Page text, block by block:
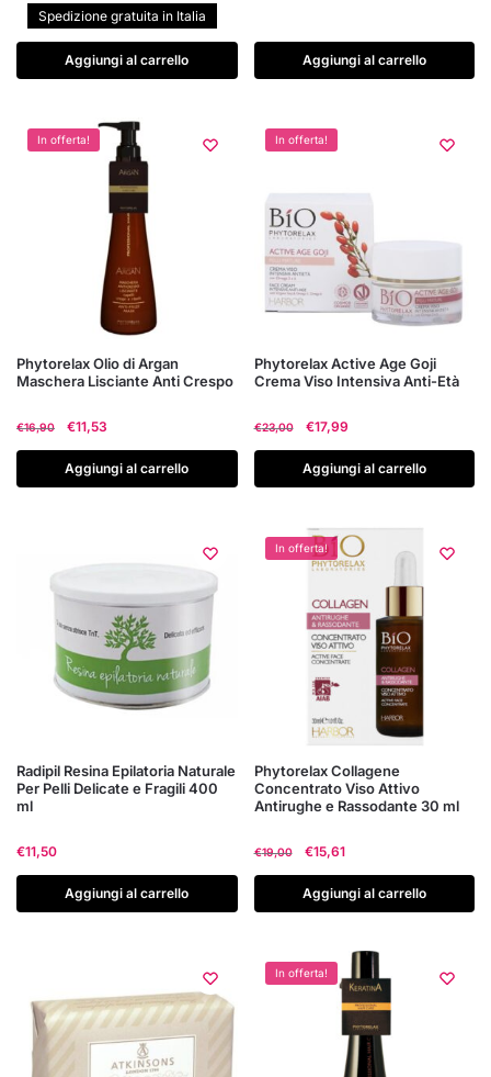
Spedizione gratuita in Italia
Aggiungi al carrello Aggiungi al carrello
In offerta!
Phytorelax Olio di Argan
Maschera Lisciante Anti Crespo
€16,90
Il
originale
era:
€11,53
attuale
è:
Aggiungi al carrello
In offerta!
Phytorelax Active Age Goji
Crema Viso Intensiva Anti-Età
€23,00
Il
originale
era:
€17,99
attuale
è:
Aggiungi al carrello
Radipil Resina Epilatoria Naturale
Per Pelli Delicate e Fragili 400
ml
€11,50
Aggiungi al carrello
In offerta!
Phytorelax Collagene
Concentrato Viso Attivo
Antirughe e Rassodante 30 ml
€19,00
Il
prezzo
originale
era:
€15,61
prezzo
attuale
è:
Aggiungi al carrello
In offerta!